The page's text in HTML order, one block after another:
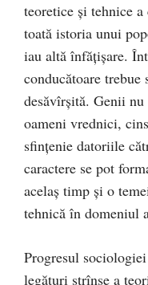
teoretice şi tehnice
toată istoria unui
iau altă înfăţişare.
conducătoare
desăvîrşită. Genii
oameni vrednici,
sfinţenie datoriile
caractere se pot
acelaș timp şi o
tehnică în domeniul
Progresul
legături strînse a